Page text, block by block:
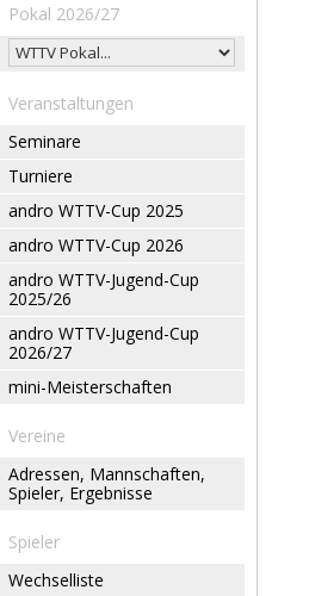
Pokal 2026/27
Veranstaltungen
Seminare
Turniere
andro WTTV-Cup 2025
andro WTTV-Cup 2026
andro WTTV-Jugend-Cup
2025/26
andro WTTV-Jugend-Cup
2026/27
mini-Meisterschaften
Vereine
Adressen, Mannschaften,
Spieler, Ergebnisse
Spieler
Wechselliste